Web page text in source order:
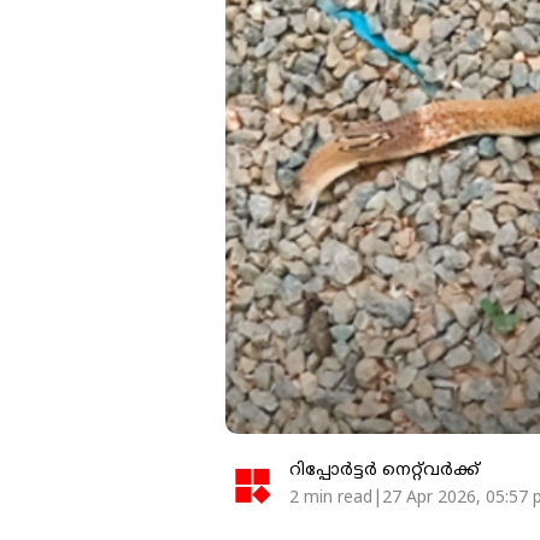
റിപ്പോർട്ടർ നെറ്റ്‌വര്‍ക്ക്‌
2 min read|27 Apr 2026, 05:57